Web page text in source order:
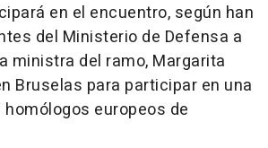
en el encuentro, según han
del Ministerio de Defensa a
ministra del ramo, Margarita
Bruselas para participar en una
europeos de